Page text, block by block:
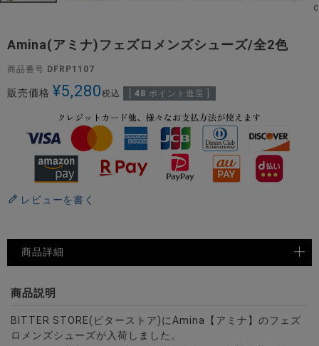
Amina(アミナ)フェズロメンズシューズ/全2色
商品番号 DFRP1107
販売価格 ¥5,280税込 48 ポイント進呈 ]
レビューを書く
商品詳細
商品説明
BITTER STORE(ビターストア)にAmina【アミナ】のフェズ
ロメンズシューズが入荷しました。